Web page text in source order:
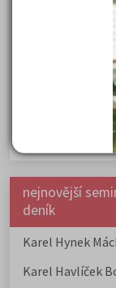
Samostudium
Prestiž a
Rozcestník po
Jak se dostat
nejnovější
deník
Karel Hynek
Karel Havlíček